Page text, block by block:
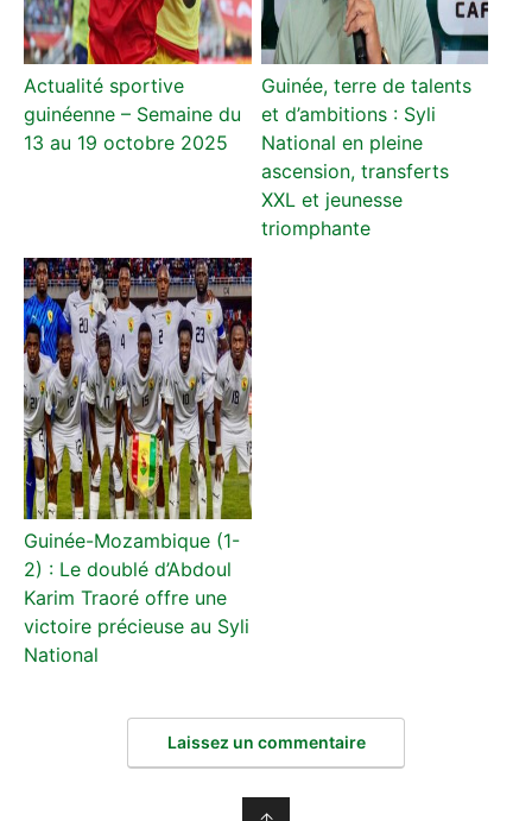
Actualité sportive
guinéenne – Semaine du
13 au 19 octobre 2025
Guinée, terre de talents
et d’ambitions : Syli
National en pleine
ascension, transferts
XXL et jeunesse
triomphante
Guinée-Mozambique (1-
2) : Le doublé d’Abdoul
Karim Traoré offre une
victoire précieuse au Syli
National
Laissez un commentaire